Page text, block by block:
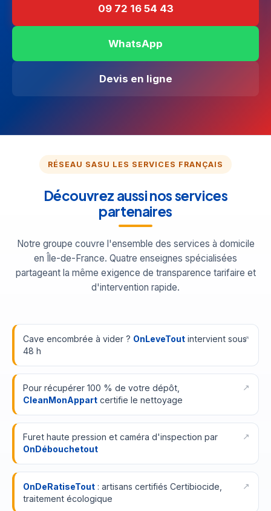
09 72 16 54 43
WhatsApp
Devis en ligne
RÉSEAU SASU LES SERVICES FRANÇAIS
Découvrez aussi nos services
partenaires
Notre groupe couvre l'ensemble des services à domicile
en Île-de-France. Quatre enseignes spécialisées
partageant la même exigence de transparence tarifaire et
d'intervention rapide.
Cave encombrée à vider ? OnLeveToutintervient sous
48 h
Pour récupérer 100 % de votre dépôt,
CleanMonAppartcertifie le nettoyage
Furet haute pression et caméra d'inspection par
OnDébouchetout
OnDeRatiseTout: artisans certifiés Certibiocide,
traitement écologique